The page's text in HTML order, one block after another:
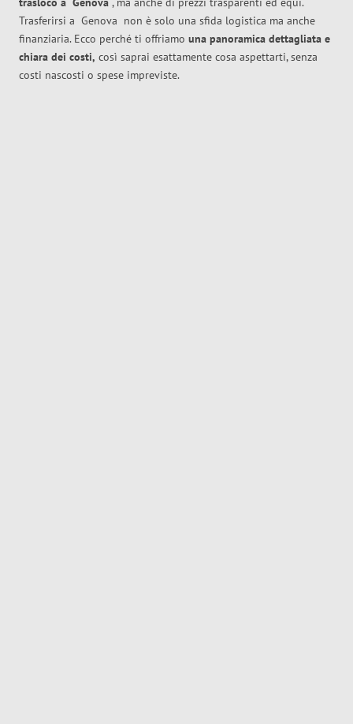
Trasferirsi a Genova non è solo una sfida logistica ma anche
finanziaria. Ecco perché ti offriamo una panoramica dettagliata e
chiara dei costi, così saprai esattamente cosa aspettarti, senza
costi nascosti o spese impreviste.